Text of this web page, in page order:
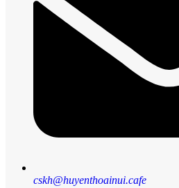
cskh@huyenthoainui.cafe